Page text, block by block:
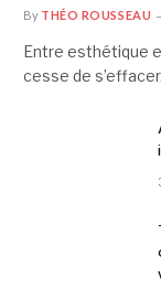
By THÉO ROUSSEAU
Entre esthétique
cesse de